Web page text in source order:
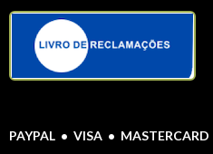
PAYPAL • VISA • MASTERCARD